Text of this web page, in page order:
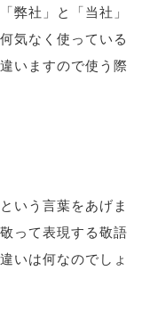
弊社」と「当社」
気なく使っている
いますので使う際
いう言葉をあげま
って表現する敬語
いは何なのでしょ